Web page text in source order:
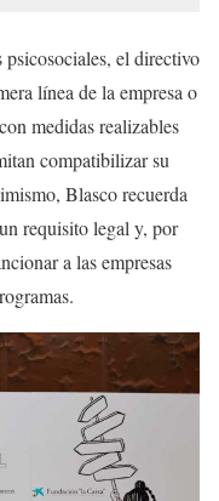
psicosociales, el directivo
línea de la empresa o
medidas realizables
compatibilizar su
Blasco recuerda
requisito legal y, por
a las empresas